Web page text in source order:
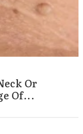
Or
Of...